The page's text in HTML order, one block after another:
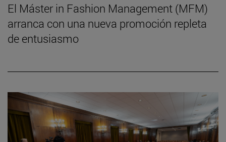
El Máster in Fashion Management (MFM)
arranca con una nueva promoción repleta
de entusiasmo